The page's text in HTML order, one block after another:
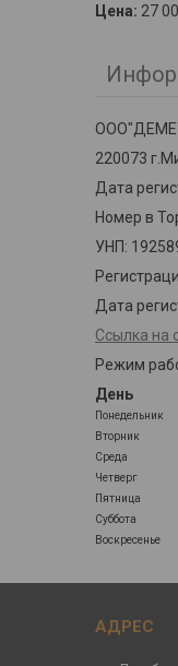
Цена: 27
220073
Дата
Номер в
УНП:
Дата
Ссылка на
Режим
День
Понедельник
Вторник
Среда
Четверг
Пятница
Суббота
Воскресенье